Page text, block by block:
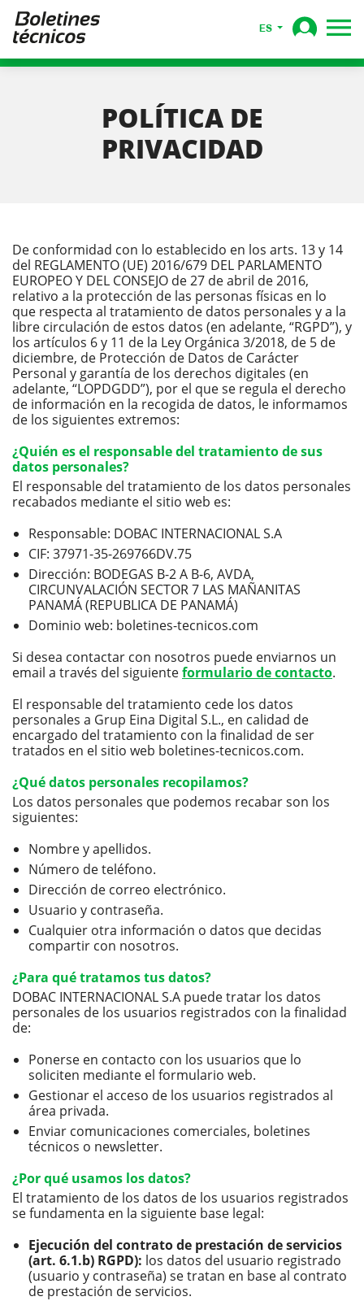
ES
POLÍTICA DE
PRIVACIDAD
De conformidad con lo establecido en los arts. 13 y 14
del REGLAMENTO (UE) 2016/679 DEL PARLAMENTO
EUROPEO Y DEL CONSEJO de 27 de abril de 2016,
relativo a la protección de las personas físicas en lo
que respecta al tratamiento de datos personales y a la
libre circulación de estos datos (en adelante, “RGPD”), y
los artículos 6 y 11 de la Ley Orgánica 3/2018, de 5 de
diciembre, de Protección de Datos de Carácter
Personal y garantía de los derechos digitales (en
adelante, “LOPDGDD”), por el que se regula el derecho
de información en la recogida de datos, le informamos
de los siguientes extremos:
¿Quién es el responsable del tratamiento de sus
datos personales?
El responsable del tratamiento de los datos personales
recabados mediante el sitio web es:
Responsable: DOBAC INTERNACIONAL S.A
CIF: 37971-35-269766DV.75
Dirección: BODEGAS B-2 A B-6, AVDA,
CIRCUNVALACIÓN SECTOR 7 LAS MAÑANITAS
PANAMÁ (REPUBLICA DE PANAMÁ)
Dominio web: boletines-tecnicos.com
Si desea contactar con nosotros puede enviarnos un
email a través del siguienteformulario de contacto.
El responsable del tratamiento cede los datos
personales a Grup Eina Digital S.L., en calidad de
encargado del tratamiento con la finalidad de ser
tratados en el sitio web boletines-tecnicos.com.
¿Qué datos personales recopilamos?
Los datos personales que podemos recabar son los
siguientes:
Nombre y apellidos.
Número de teléfono.
Dirección de correo electrónico.
Usuario y contraseña.
Cualquier otra información o datos que decidas
compartir con nosotros.
¿Para qué tratamos tus datos?
DOBAC INTERNACIONAL S.A puede tratar los datos
personales de los usuarios registrados con la finalidad
de:
Ponerse en contacto con los usuarios que lo
soliciten mediante el formulario web.
Gestionar el acceso de los usuarios registrados al
área privada.
Enviar comunicaciones comerciales, boletines
técnicos o newsletter.
¿Por qué usamos los datos?
El tratamiento de los datos de los usuarios registrados
se fundamenta en la siguiente base legal:
Ejecución del contrato de prestación de servicios
(art. 6.1.b) RGPD): los datos del usuario registrado
(usuario y contraseña) se tratan en base al contrato
de prestación de servicios.